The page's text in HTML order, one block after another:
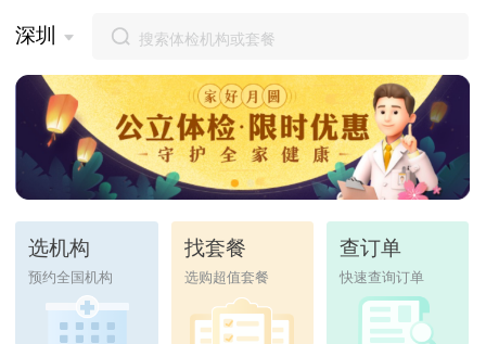
深圳
选机构
预约全国机构
找套餐
选购超值套餐
查订单
快速查询订单